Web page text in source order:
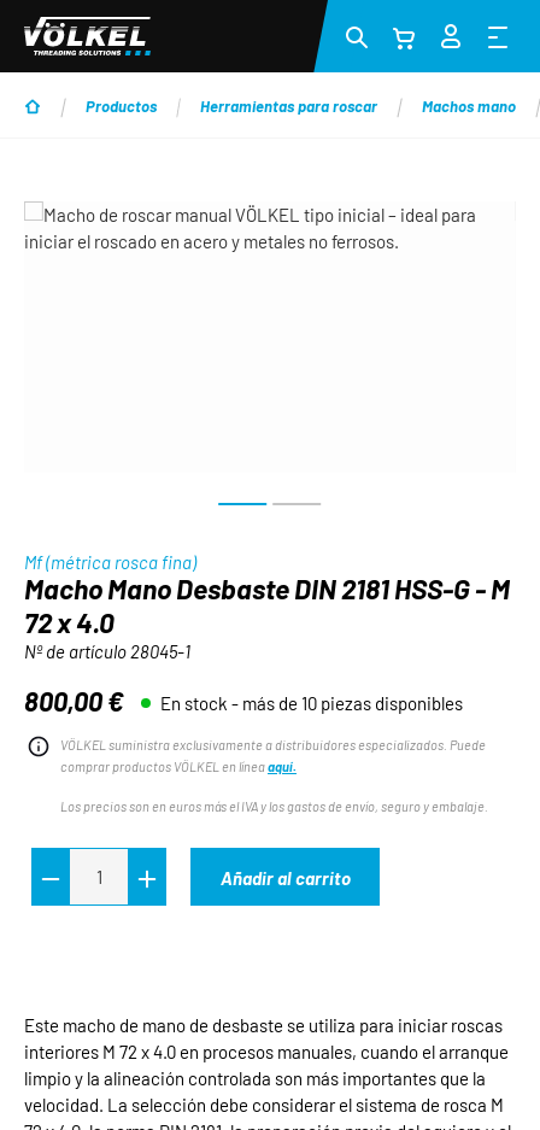
Saltar al contenido principal
Productos Herramientas para roscar Machos mano
Omitir galería de imágenes
Mf (métrica rosca fina)
Macho Mano Desbaste DIN 2181 HSS-G - M
72 x 4.0
Nº de artículo 28045-1
Precio normal:
800,00 € En stock - más de 10 piezas disponibles
VÖLKEL suministra exclusivamente a distribuidores especializados. Puede
comprar productos VÖLKEL en líneaaquí.
Los precios son en euros más el IVA y los gastos de envío, seguro y embalaje.
Añadir al carrito
Este macho de mano de desbaste se utiliza para iniciar roscas
interiores M 72 x 4.0 en procesos manuales, cuando el arranque
limpio y la alineación controlada son más importantes que la
velocidad. La selección debe considerar el sistema de rosca M